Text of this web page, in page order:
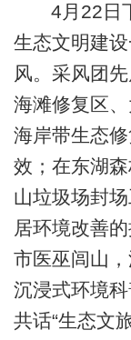
4月22日
生态文明建
风。采风团
海滩修复区
海岸带生态
效；在东湖
山垃圾场封
居环境改善
市医巫闾山
沉浸式环境
共话“生态文